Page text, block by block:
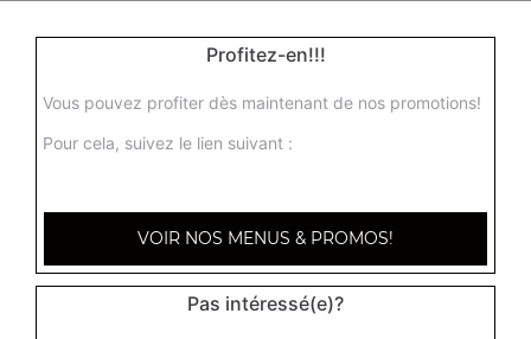
Profitez-en!!!
Vous pouvez profiter dès maintenant de nos promotions!
Pour cela, suivez le lien suivant :
VOIR NOS MENUS & PROMOS!
Pas intéressé(e)?